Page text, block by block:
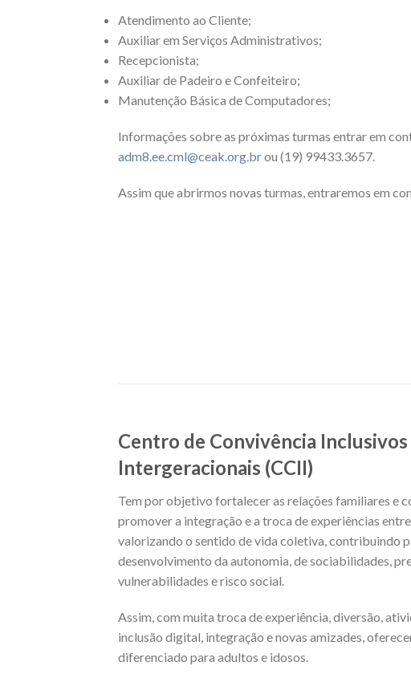
Atendimento ao Cliente;
Auxiliar em Serviços Administrativos;
Recepcionista;
Auxiliar de Padeiro e Confeiteiro;
Manutenção Básica de Computadores;
Informações sobre as próximas turmas entrar em
adm8.ee.cml@ceak.org.brou (19) 99433.3657.
Assim que abrirmos novas turmas, entraremos em
Centro de Convivência Inclusivos
Intergeracionais (CCII)
Tem por objetivo fortalecer as relações familiares e
promover a integração e a troca de experiências
valorizando o sentido de vida coletiva, contribuindo
desenvolvimento da autonomia, de sociabilidades,
vulnerabilidades e risco social.
Assim, com muita troca de experiência, diversão,
inclusão digital, integração e novas amizades,
diferenciado para adultos e idosos.